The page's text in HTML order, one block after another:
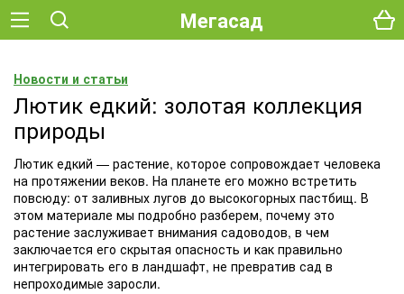
Мегасад
Новости и статьи
Лютик едкий: золотая коллекция
природы
Лютик едкий — растение, которое сопровождает человека
на протяжении веков. На планете его можно встретить
повсюду: от заливных лугов до высокогорных пастбищ. В
этом материале мы подробно разберем, почему это
растение заслуживает внимания садоводов, в чем
заключается его скрытая опасность и как правильно
интегрировать его в ландшафт, не превратив сад в
непроходимые заросли.